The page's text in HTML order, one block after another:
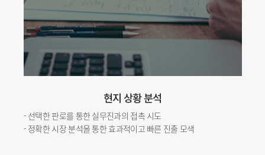
현지 상황 분석
- 선택한 판로를 통한 실무진과의 접촉 시도
- 정확한 시장 분석을 통한 효과적이고 빠른 진출 모색